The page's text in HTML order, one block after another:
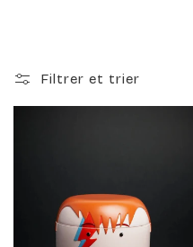
l
t
Filtrer et trier